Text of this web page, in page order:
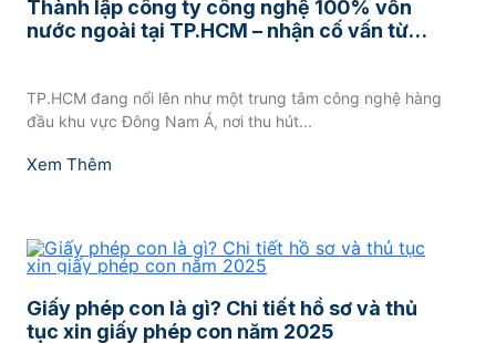
Thành lập công ty công nghệ 100% vốn
nước ngoài tại TP.HCM – nhận cố vấn từ
TP.HCM đang nổi lên như một trung tâm công nghệ hàng
đầu khu vực Đông Nam Á, nơi thu hút...
Xem Thêm
Giấy phép con là gì? Chi tiết hồ sơ và thủ
tục xin giấy phép con năm 2025